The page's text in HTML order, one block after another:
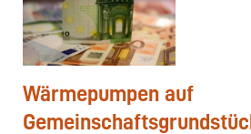
Wärmepumpen auf